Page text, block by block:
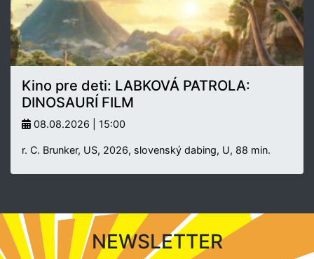
Kino pre deti: LABKOVÁ PATROLA:
DINOSAURÍ FILM
08.08.2026 | 15:00
r. C. Brunker, US, 2026, slovenský dabing, U, 88 min.
NEWSLETTER